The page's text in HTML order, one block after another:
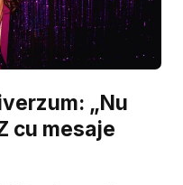
„Nu
cu mesaje